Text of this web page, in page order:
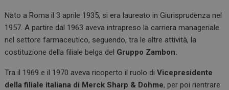
Nato a Roma il 3 aprile 1935, si era laureato in Giurisprudenza nel
1957. A partire dal 1963 aveva intrapreso la carriera manageriale
nel settore farmaceutico, seguendo, tra le altre attività, la
costituzione della filiale belga del Gruppo Zambon.
Tra il 1969 e il 1970 aveva ricoperto il ruolo diVicepresidente
della filiale italiana di Merck Sharp & Dohme, per poi rientrare